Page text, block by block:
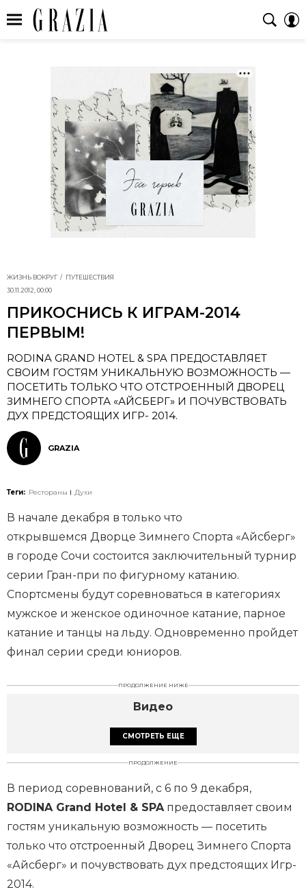
ЖИЗНЬ ВОКРУГ
ПУТЕШЕСТВИЯ
30.11.2012, 00:00
ПРИКОСНИСЬ К ИГРАМ-2014
ПЕРВЫМ!
RODINA GRAND HOTEL & SPA ПРЕДОСТАВЛЯЕТ
СВОИМ ГОСТЯМ УНИКАЛЬНУЮ ВОЗМОЖНОСТЬ —
ПОСЕТИТЬ ТОЛЬКО ЧТО ОТСТРОЕННЫЙ ДВОРЕЦ
ЗИМНЕГО СПОРТА «АЙСБЕРГ» И ПОЧУВСТВОВАТЬ
ДУХ ПРЕДСТОЯЩИХ ИГР- 2014.
GRAZIA
Теги: Рестораны Духи
В начале декабря в только что
открывшемся Дворце Зимнего Спорта «Айсберг»
в городе Сочи состоится заключительный турнир
серии Гран-при по фигурному катанию.
Спортсмены будут соревноваться в категориях
мужское и женское одиночное катание, парное
катание и танцы на льду. Одновременно пройдет
финал серии среди юниоров.
ПРОДОЛЖЕНИЕ НИЖЕ
Видео
СМОТРЕТЬ ЕЩЕ
ПРОДОЛЖЕНИЕ
В период соревнований, с 6 по 9 декабря,
RODINA Grand Hotel & SPAпредоставляет своим
гостям уникальную возможность — посетить
только что отстроенный Дворец Зимнего Спорта
«Айсберг» и почувствовать дух предстоящих Игр-
2014.